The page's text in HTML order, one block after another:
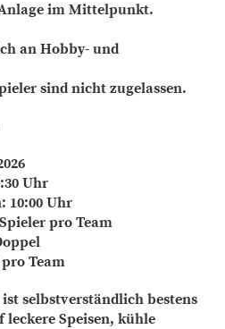
im Mittelpunkt.
an Hobby- und
sind nicht zugelassen.
Uhr
10:00 Uhr
pro Team
Team
selbstverständlich bestens
leckere Speisen, kühle